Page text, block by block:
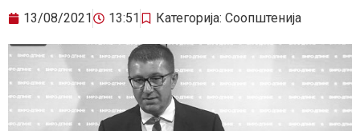
13/08/2021 13:51 Категорија: Соопштенија